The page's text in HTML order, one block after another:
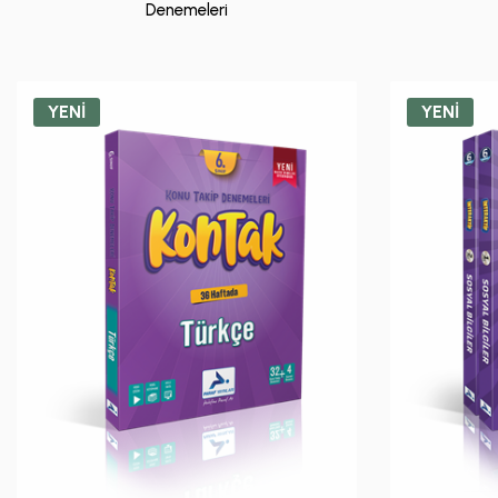
Denemeleri
YENİ YENİ